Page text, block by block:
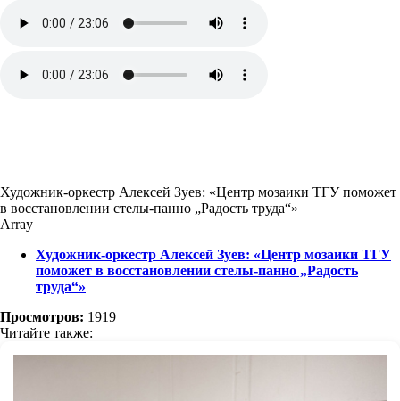
Художник-оркестр Алексей Зуев: «Центр мозаики ТГУ поможет
в восстановлении стелы-панно „Радость труда“»
Array
Художник-оркестр Алексей Зуев: «Центр мозаики ТГУ
поможет в восстановлении стелы-панно „Радость
труда“»
Просмотров: 1919
Читайте также: